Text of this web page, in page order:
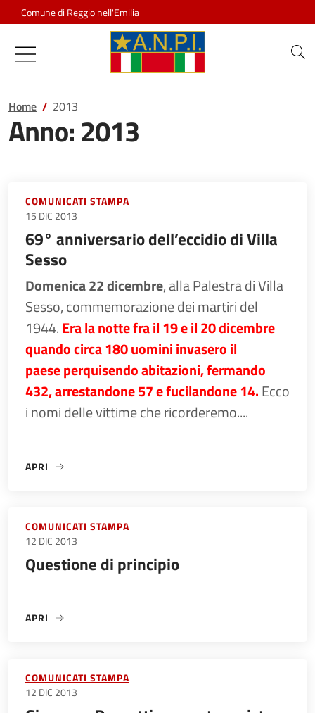
Salta al contenuto
Comune di Reggio nell'Emilia
Associazione Nazionale
Home 2013
Anno:2013
COMUNICATI STAMPA
15 DIC 2013
69° anniversario dell’eccidio di Villa
Sesso
Domenica 22 dicembre, alla Palestra di Villa
Sesso, commemorazione dei martiri del
1944.Era la notte fra il 19 e il 20 dicembre
quando circa 180 uomini invasero il
paese perquisendo abitazioni, fermando
432, arrestandone 57 e fucilandone 14.Ecco
i nomi delle vittime che ricorderemo....
APRI
«69° ANNIVERSARIO DELL’ECCIDIO DI VILLA SESSO»
COMUNICATI STAMPA
12 DIC 2013
Questione di principio
APRI
«QUESTIONE DI PRINCIPIO»
COMUNICATI STAMPA
12 DIC 2013